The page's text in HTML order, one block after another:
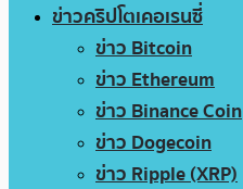
ข่าวคริปโตเคอเรนซี่
ข่าว Bitcoin
ข่าว Ethereum
ข่าว Binance Coin
ข่าว Dogecoin
ข่าว Ripple (XRP)